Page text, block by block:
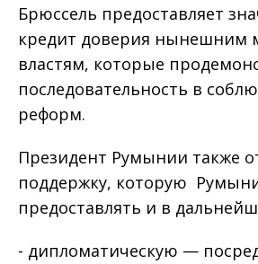
Брюссель предоставляет
кредит доверия нынешним
властям, которые
последовательность в
реформ.
Президент Румынии также
поддержку, которую
предоставлять и в
- дипломатическую —